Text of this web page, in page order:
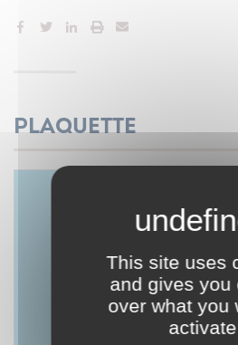
Plaquette
This site uses
and gives you
over what you
activate